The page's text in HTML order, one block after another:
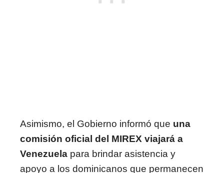
Asimismo, el Gobierno informó que una
comisión oficial del MIREX viajará a
Venezuela para brindar asistencia y
apoyo a los dominicanos que permanecen